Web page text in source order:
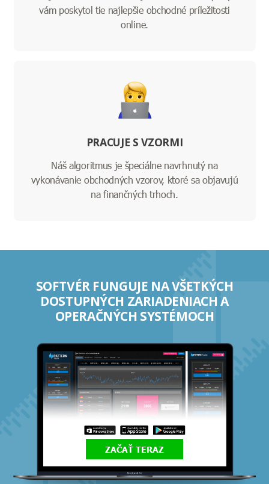
vám poskytol tie najlepšie obchodné príležitosti
online.
PRACUJE S VZORMI
Náš algoritmus je špeciálne navrhnutý na
vykonávanie obchodných vzorov, ktoré sa objavujú
na finančných trhoch.
SOFTVÉR FUNGUJE NA VŠETKÝCH
DOSTUPNÝCH ZARIADENIACH A
OPERAČNÝCH SYSTÉMOCH
ZAČAŤ TERAZ